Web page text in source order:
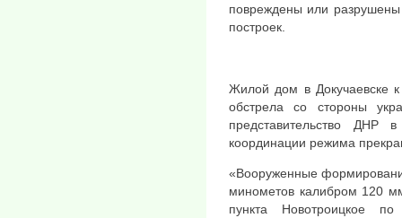
повреждены или разрушены
построек.
Жилой дом в Докучаевске
обстрела со стороны
представительство
координации режима
«Вооруженные
минометов калибром 120
пункта Новотроицкое